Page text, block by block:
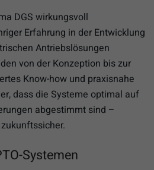
DGS wirkungsvoll
Erfahrung in der Entwicklung
Antriebslösungen
von der Konzeption bis zur
Know-how und praxisnahe
dass die Systeme optimal auf
abgestimmt sind –
Systemen